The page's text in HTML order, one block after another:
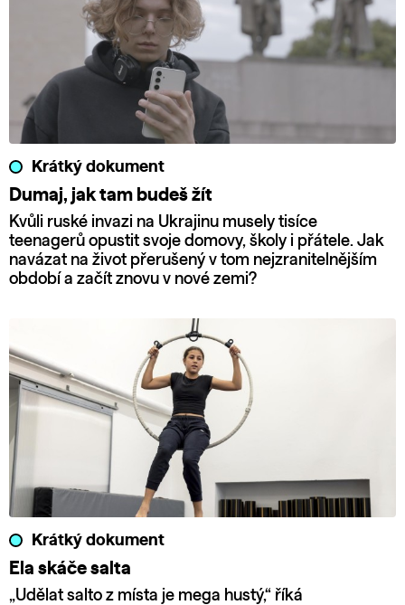
Krátký dokument
Dumaj, jak tam budeš žít
Kvůli ruské invazi na Ukrajinu musely tisíce
teenagerů opustit svoje domovy, školy i přátele. Jak
navázat na život přerušený v tom nejzranitelnějším
období a začít znovu v nové zemi?
Krátký dokument
Ela skáče salta
„Udělat salto z místa je mega hustý,“ říká